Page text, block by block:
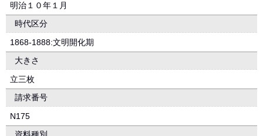
明治１０年１月
時代区分
1868-1888:文明開化期
大きさ
立三枚
請求番号
N175